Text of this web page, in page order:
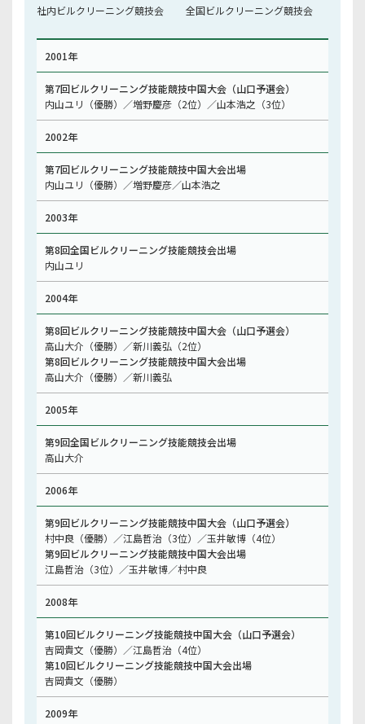
社内ビルクリーニング競技会 全国ビルクリーニング競技会
2001年
第7回ビルクリーニング技能競技中国大会（山口予選会）
内山ユリ（優勝）／増野慶彦（2位）／山本浩之（3位）
2002年
第7回ビルクリーニング技能競技中国大会出場
内山ユリ（優勝）／増野慶彦／山本浩之
2003年
第8回全国ビルクリーニング技能競技会出場
内山ユリ
2004年
第8回ビルクリーニング技能競技中国大会（山口予選会）
高山大介（優勝）／新川義弘（2位）
第8回ビルクリーニング技能競技中国大会出場
高山大介（優勝）／新川義弘
2005年
第9回全国ビルクリーニング技能競技会出場
高山大介
2006年
第9回ビルクリーニング技能競技中国大会（山口予選会）
村中良（優勝）／江島哲治（3位）／玉井敏博（4位）
第9回ビルクリーニング技能競技中国大会出場
江島哲治（3位）／玉井敏博／村中良
2008年
第10回ビルクリーニング技能競技中国大会（山口予選会）
吉岡貴文（優勝）／江島哲治（4位）
第10回ビルクリーニング技能競技中国大会出場
吉岡貴文（優勝）
2009年